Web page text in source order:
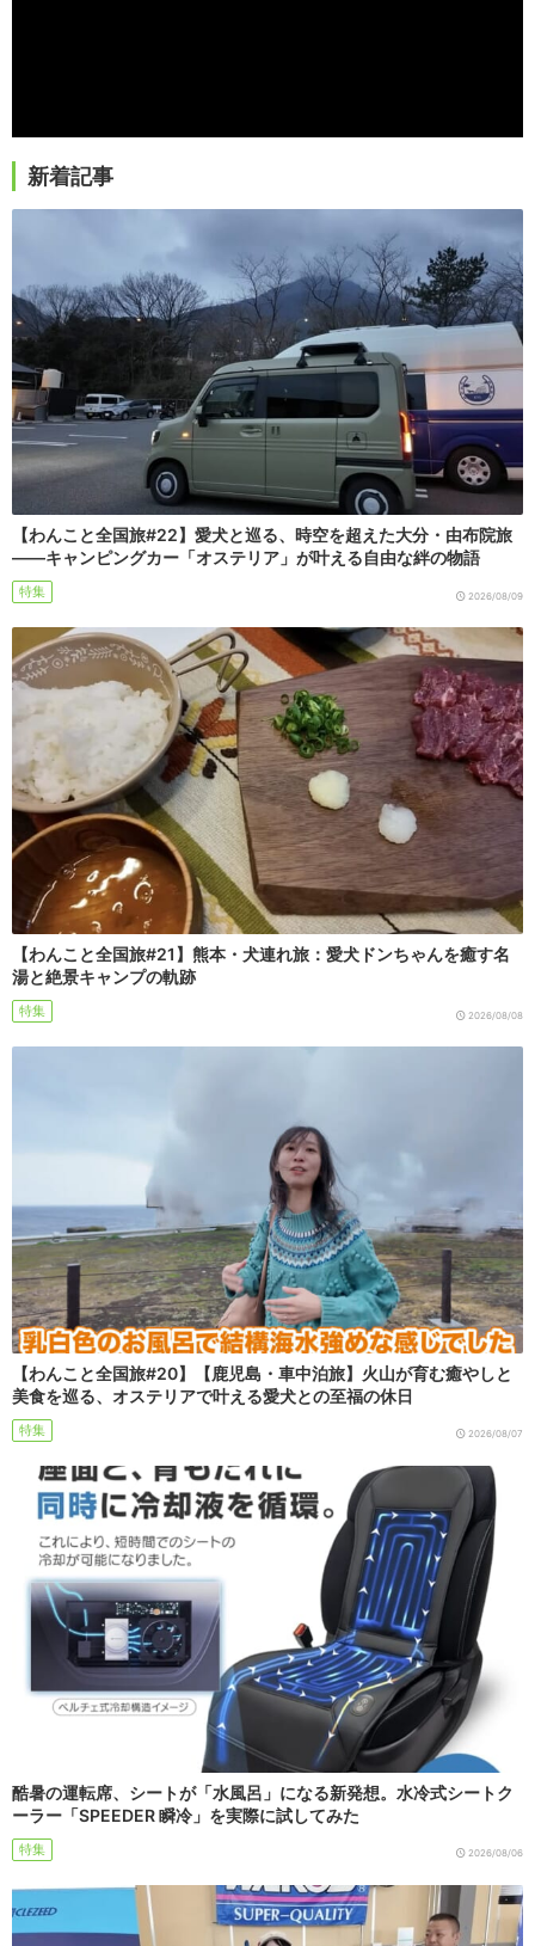
新着記事
【わんこと全国旅#22】愛犬と巡る、時空を超えた大分・由布院旅
――キャンピングカー「オステリア」が叶える自由な絆の物語
特集 2026/08/09
【わんこと全国旅#21】熊本・犬連れ旅：愛犬ドンちゃんを癒す名
湯と絶景キャンプの軌跡
特集 2026/08/08
【わんこと全国旅#20】【鹿児島・車中泊旅】火山が育む癒やしと
美食を巡る、オステリアで叶える愛犬との至福の休日
特集 2026/08/07
酷暑の運転席、シートが「水風呂」になる新発想。水冷式シートク
ーラー「SPEEDER 瞬冷」を実際に試してみた
特集 2026/08/06